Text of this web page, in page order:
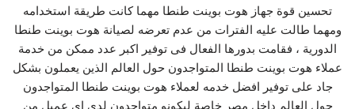
تحسين قوة جهاز هوت بوينت طنطا مهما كانت طريقة استخدامه
ومهما طالت عليه الفترات من عدم تعرضه لصيانة هوت بوينت طنطا
الدورية ، فقامت بدورها الفعال فى توفير اكبر عدد ممكن من خدمة
عملاء هوت بوينت طنطا المتواجدون حول العالم الذين يعملون بشكل
جاد على توفير افضل خدمه لعملاء هوت بوينت طنطا المتواجدون
حول العالم داخل مصر خاصة ليكونو متواجدون لدي اي عميل من